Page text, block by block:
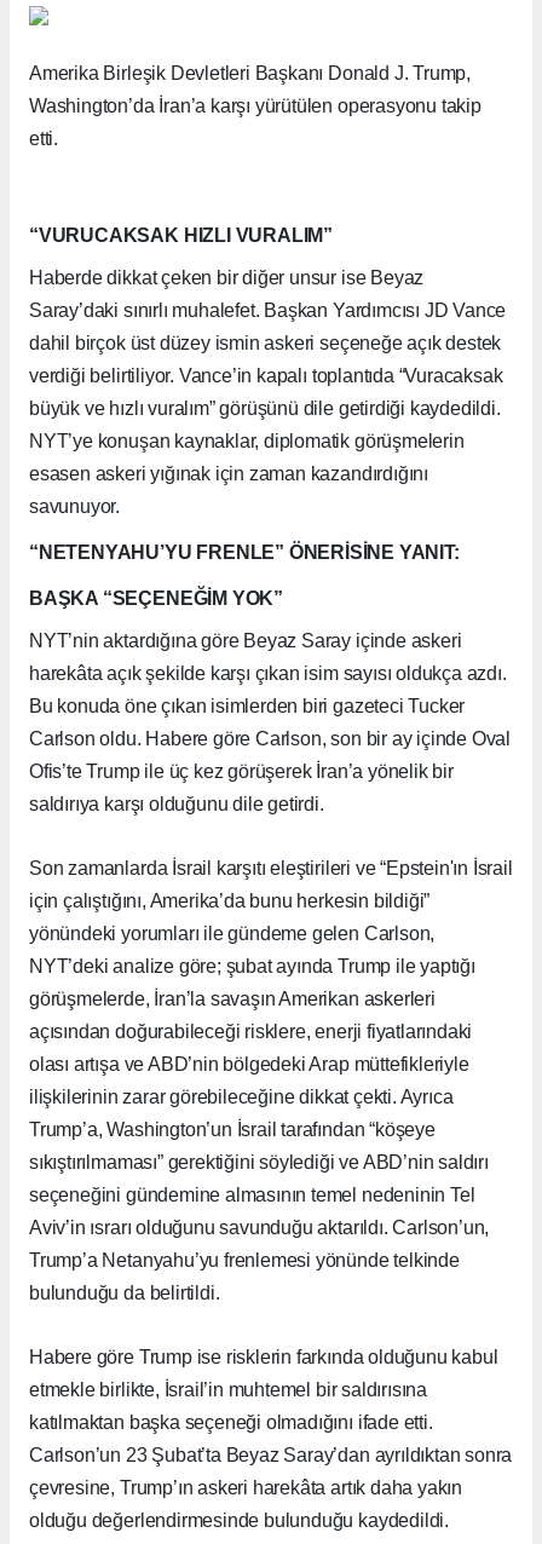
Amerika Birleşik Devletleri Başkanı Donald J. Trump,
Washington’da İran’a karşı yürütülen operasyonu takip
etti.
“VURUCAKSAK HIZLI VURALIM”
Haberde dikkat çeken bir diğer unsur ise Beyaz
Saray’daki sınırlı muhalefet. Başkan Yardımcısı JD Vance
dahil birçok üst düzey ismin askeri seçeneğe açık destek
verdiği belirtiliyor. Vance’in kapalı toplantıda “Vuracaksak
büyük ve hızlı vuralım” görüşünü dile getirdiği kaydedildi.
NYT’ye konuşan kaynaklar, diplomatik görüşmelerin
esasen askeri yığınak için zaman kazandırdığını
savunuyor.
“NETENYAHU’YU FRENLE” ÖNERİSİNE YANIT:
BAŞKA “SEÇENEĞİM YOK”
NYT’nin aktardığına göre Beyaz Saray içinde askeri
harekâta açık şekilde karşı çıkan isim sayısı oldukça azdı.
Bu konuda öne çıkan isimlerden biri gazeteci Tucker
Carlson oldu. Habere göre Carlson, son bir ay içinde Oval
Ofis’te Trump ile üç kez görüşerek İran’a yönelik bir
saldırıya karşı olduğunu dile getirdi.
Son zamanlarda İsrail karşıtı eleştirileri ve “Epstein'ın İsrail
için çalıştığını, Amerika’da bunu herkesin bildiği”
yönündeki yorumları ile gündeme gelen Carlson,
NYT’deki analize göre; şubat ayında Trump ile yaptığı
görüşmelerde, İran’la savaşın Amerikan askerleri
açısından doğurabileceği risklere, enerji fiyatlarındaki
olası artışa ve ABD’nin bölgedeki Arap müttefikleriyle
ilişkilerinin zarar görebileceğine dikkat çekti. Ayrıca
Trump’a, Washington’un İsrail tarafından “köşeye
sıkıştırılmaması” gerektiğini söylediği ve ABD’nin saldırı
seçeneğini gündemine almasının temel nedeninin Tel
Aviv’in ısrarı olduğunu savunduğu aktarıldı. Carlson’un,
Trump’a Netanyahu’yu frenlemesi yönünde telkinde
bulunduğu da belirtildi.
Habere göre Trump ise risklerin farkında olduğunu kabul
etmekle birlikte, İsrail’in muhtemel bir saldırısına
katılmaktan başka seçeneği olmadığını ifade etti.
Carlson’un 23 Şubat’ta Beyaz Saray’dan ayrıldıktan sonra
çevresine, Trump’ın askeri harekâta artık daha yakın
olduğu değerlendirmesinde bulunduğu kaydedildi.